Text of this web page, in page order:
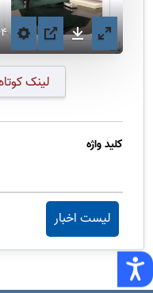
لینک
کلید واژه
لیست اخبار